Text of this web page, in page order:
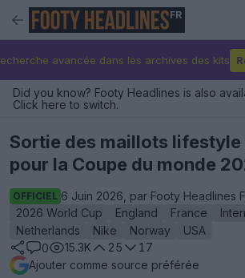
FR
avancée dans les archives des kits
Did you know? Footy Headlines is also
Click here to switch.
Sortie des maillots lifestyle
pour la Coupe du monde
OFFICIEL 6 Juin 2026, par Footy Headlines
2026 World Cup
England France
Netherlands
Nike Norway
USA
0
15.3K 25
17
Ajouter comme source préférée